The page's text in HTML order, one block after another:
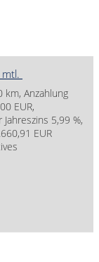
km, Anzahlung
EUR,
5,99 %,
EUR